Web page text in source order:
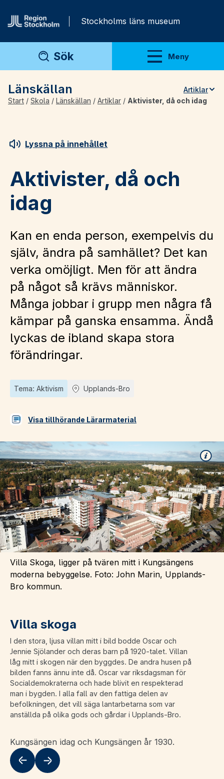
Stockholms läns museum
Sök Meny
Visa meny
Länskällan
Artiklar
Teman
Arkivmaterial
Start / Skola / Länskällan / Artiklar / Aktivister, då och idag
Lyssna på innehållet
Aktivister, då och
idag
Kan en enda person, exempelvis du
själv, ändra på samhället? Det kan
verka omöjligt. Men för att ändra
på något så krävs människor.
Många jobbar i grupp men några få
kämpar på ganska ensamma. Ändå
lyckas de ibland skapa stora
förändringar.
Tema: Aktivism Upplands-Bro
Visa tillhörande Lärarmaterial
Villa Skoga, ligger på tvären mitt i Kungsängens
moderna bebyggelse. Foto: John Marin, Upplands-
Bro kommun.
Villa skoga
I den stora, ljusa villan mitt i bild bodde Oscar och
Jennie Sjölander och deras barn på 1920-talet. Villan
låg mitt i skogen när den byggdes. De andra husen på
bilden fanns ännu inte då. Oscar var riksdagsman för
Socialdemokraterna och hade blivit en respekterad
man i bygden. I alla fall av den fattiga delen av
befolkningen, det vill säga lantarbetarna som var
anställda på olika gods och gårdar i Upplands-Bro.
Kungsängen idag och Kungsängen år 1930.
Flytta till vänster
Flytta till höger